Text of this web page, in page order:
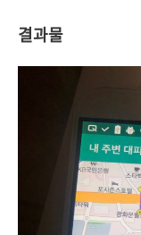
결과물